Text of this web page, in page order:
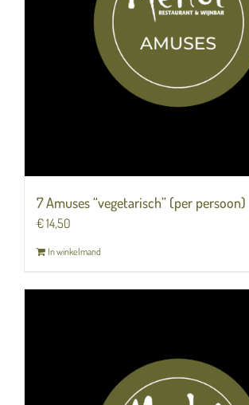
7 Amuses “vegetarisch” (per persoon)
€14,50
In winkelmand